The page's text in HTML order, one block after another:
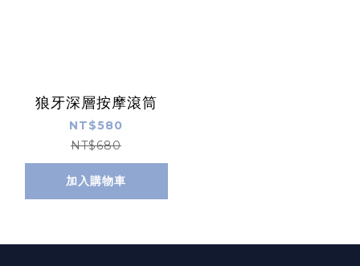
狼牙深層按摩滾筒
NT$580
NT$680
加入購物車